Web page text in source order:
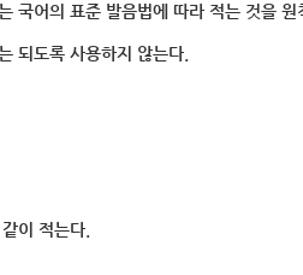
국어의 표준 발음법에 따라 적는 것을 원
되도록 사용하지 않는다.
이 적는다.